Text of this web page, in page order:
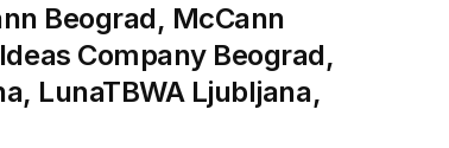
Beograd, McCann
Company Beograd,
LunaTBWA Ljubljana,